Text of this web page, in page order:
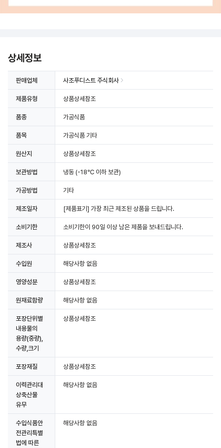
상세정보
판매업체 사조푸디스트 주식회사
제품유형 상품상세참조
품종 가공식품
품목 가공식품 기타
원산지 상품상세참조
보관방법 냉동 (-18℃ 이하 보관)
가공방법 기타
제조일자 [제품표기] 가장 최근 제조된 상품을 드립니다.
소비기한 소비기한이 90일 이상 남은 제품을 보내드립니다.
제조사 상품상세참조
수입원 해당사항 없음
영양성분 상품상세참조
원재료함량 해당사항 없음
포장단위별
내용물의
용량(중량),
수량,크기
상품상세참조
포장재질 상품상세참조
이력관리대
상축산물
유무
해당사항 없음
수입식품안
전관리특별
법에 따른
해당사항 없음